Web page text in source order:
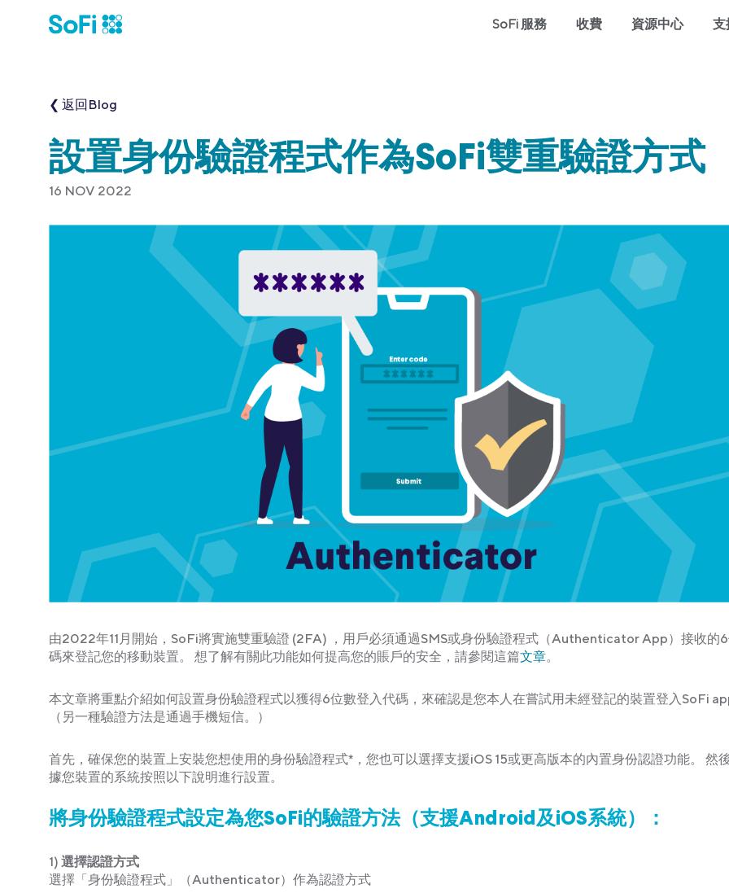
SoFi 服務 收費 資源中心 支
❮ 返回Blog
設置身份驗證程式作為SoFi雙重驗證方式
16 NOV 2022
由2022年11月開始，SoFi將實施雙重驗證 (2FA) ，用戶必須通過SMS或身份驗證程式（Authenticator App）接收的
碼來登記您的移動裝置。 想了解有關此功能如何提高您的賬戶的安全，請參閱這篇文章。
本文章將重點介紹如何設置身份驗證程式以獲得6位數登入代碼，來確認是您本人在嘗試用未經登記的裝置登入SoFi
（另一種驗證方法是通過手機短信。）
首先，確保您的裝置上安裝您想使用的身份驗證程式*，您也可以選擇支援iOS 15或更高版本的內置身份認證功能。 然
據您裝置的系統按照以下說明進行設置。
將身份驗證程式設定為您SoFi的驗證方法（支援Android及iOS系統）：
1) 選擇認證方式
選擇「身份驗證程式」（Authenticator）作為認證方式